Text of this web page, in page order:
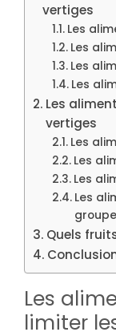
vertiges
Les
Les
Les
Les
Les
vertiges
Les
Les
Les
Les
Quels
Les
limiter